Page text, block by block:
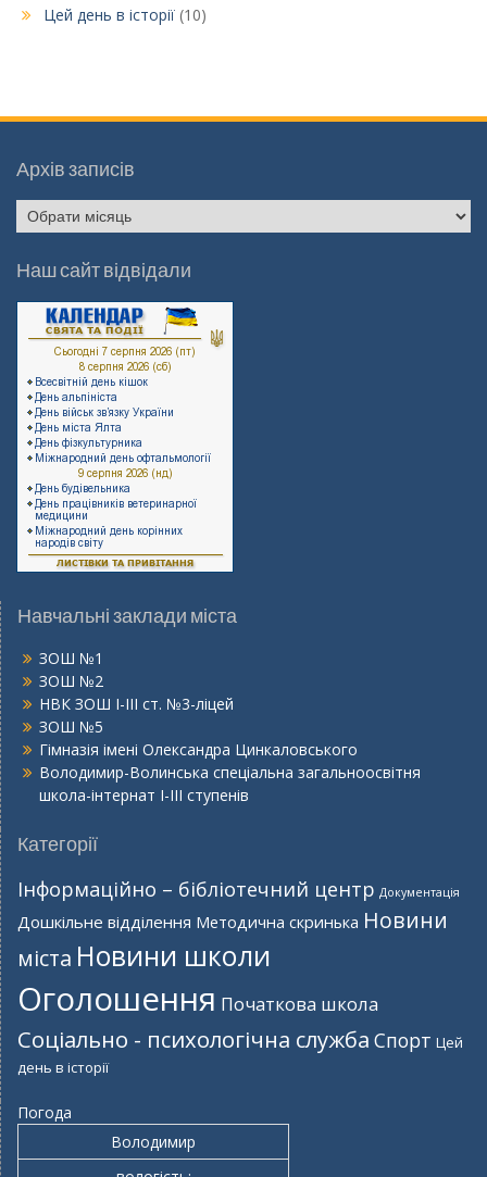
Цей день в історії (10)
Архів записів
Архів
записів
Наш сайт відвідали
Навчальні заклади міста
ЗОШ №1
ЗОШ №2
НВК ЗОШ І-ІІІ ст. №3-ліцей
ЗОШ №5
Гімназія імені Олександра Цинкаловського
Володимир-Волинська спеціальна загальноосвітня
школа-інтернат І-ІІІ ступенів
Категорії
Інформаційно – бібліотечний центр Документація
Дошкільне відділення Методична скринька Новини
міста Новини школи
Оголошення Початкова школа
Соціально - психологічна служба Спорт Цей
день в історії
Погода
Володимир